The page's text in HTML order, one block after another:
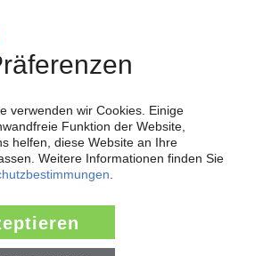
über Ihre Produkte und